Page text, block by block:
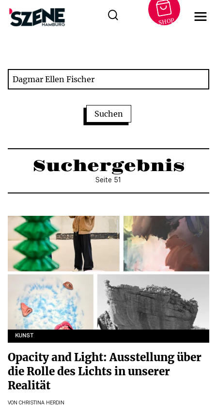
SHOP
Suchergebnis
Seite 51
KUNST
Opacity and Light: Ausstellung über
die Rolle des Lichts in unserer
Realität
VON CHRISTINA HERDIN